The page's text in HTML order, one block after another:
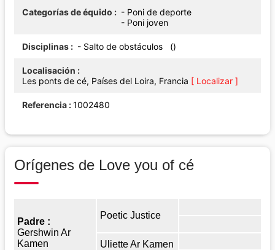
Categorías de équido
- Poni de deporte
- Poni joven
Disciplinas - Salto de obstáculos ()
Localisación
Les ponts de cé, Países del Loira, Francia [ Localizar ]
Referencia 1002480
Orígenes de Love you of cé
Padre :
Gershwin Ar
Kamen
Poetic Justice
Uliette Ar Kamen